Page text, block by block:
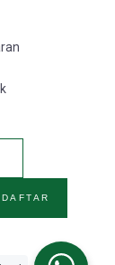
DAFTAR